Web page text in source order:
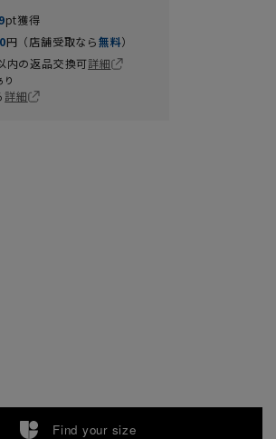
pt獲得
円（店舗受取なら無料）
内の返品交換可詳細
り
詳細
Find your size